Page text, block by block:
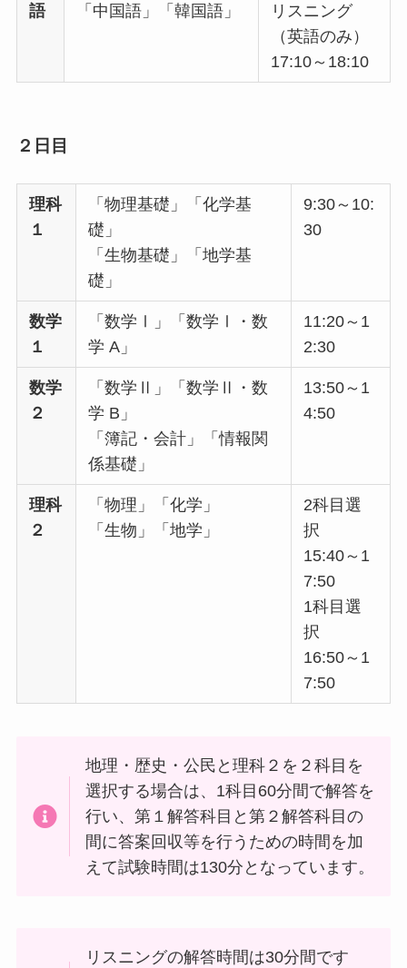
語 「中国語」「韓国語」
リスニング
（英語のみ）
17:10～18:10
２日目
理科
１
「物理基礎」「化学基
礎」
「生物基礎」「地学基
礎」
9:30～10:
30
数学
１
「数学Ⅰ」「数学Ⅰ・数
学 A」
11:20～1
2:30
数学
２
「数学Ⅱ」「数学Ⅱ・数
学 B」
「簿記・会計」「情報関
係基礎」
13:50～1
4:50
理科
２
「物理」「化学」
「生物」「地学」
2科目選
択
15:40～1
7:50
1科目選
択
16:50～1
7:50
地理・歴史・公民と理科２を２科目を
選択する場合は、1科目60分間で解答を
行い、第１解答科目と第２解答科目の
間に答案回収等を行うための時間を加
えて試験時間は130分となっています。
リスニングの解答時間は30分間です